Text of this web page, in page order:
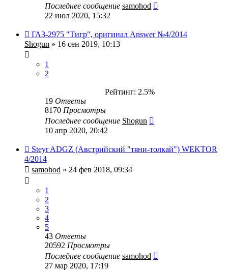
Последнее сообщение samohod
22 июл 2020, 15:32
ГАЗ-2975 "Тигр", оригинал Answer №4/2014
Shogun » 16 сен 2019, 10:13
1
2
Рейтинг: 2.5%
19 Ответы
8170 Просмотры
Последнее сообщение Shogun
10 апр 2020, 20:42
Steyr ADGZ (Австрийский "тяни-толкай") WEKTOR
4/2014
samohod » 24 фев 2018, 09:34
1
2
3
4
5
43 Ответы
20592 Просмотры
Последнее сообщение samohod
27 мар 2020, 17:19